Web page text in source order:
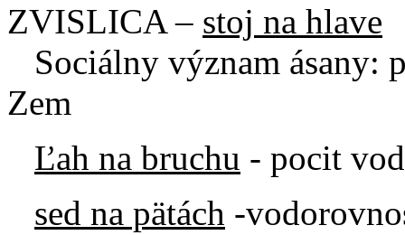
ZVISLICA – stoj na hlave
Sociálny význam ásany:
Zem
Ľah na bruchu - pocit
sed na pätách -